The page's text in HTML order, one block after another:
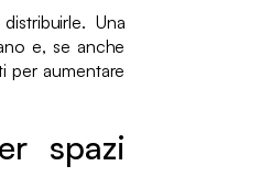
Una
e, se anche
per aumentare
spazi